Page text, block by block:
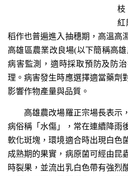
枝
紅
稻作也普遍進入抽穗期，高溫高
高雄區農業改良場(以下簡稱高
病害監測，適時採取預防及防
理。病害發生時應選擇適當藥劑
影響作物產量與品質。
高雄農改場羅正宗場長表示
病俗稱「水傷」，常在連續降雨
軟化斑塊，環境適合時出現白色
成熟期的果實，病原菌可經由昆
時裂果，並流出乳白色帶有強烈